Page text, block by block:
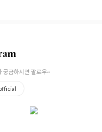
궁금하시면 팔로우~